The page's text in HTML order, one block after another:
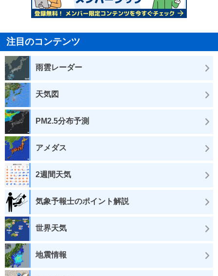
注目のコンテンツ
雨雲レーダー
天気図
PM2.5分布予測
アメダス
2週間天気
気象予報士のポイント解説
世界天気
地震情報